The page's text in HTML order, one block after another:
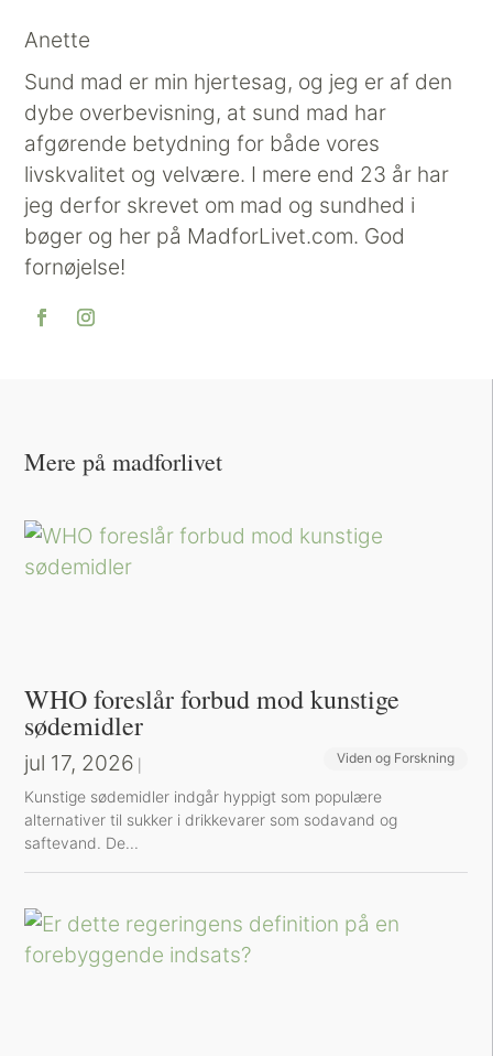
Anette
Sund mad er min hjertesag, og jeg er af den
dybe overbevisning, at sund mad har
afgørende betydning for både vores
livskvalitet og velvære. I mere end 23 år har
jeg derfor skrevet om mad og sundhed i
bøger og her på MadforLivet.com. God
fornøjelse!
Mere på madforlivet
WHO foreslår forbud mod kunstige
sødemidler
jul 17, 2026 Viden og Forskning
Kunstige sødemidler indgår hyppigt som populære
alternativer til sukker i drikkevarer som sodavand og
saftevand. De...